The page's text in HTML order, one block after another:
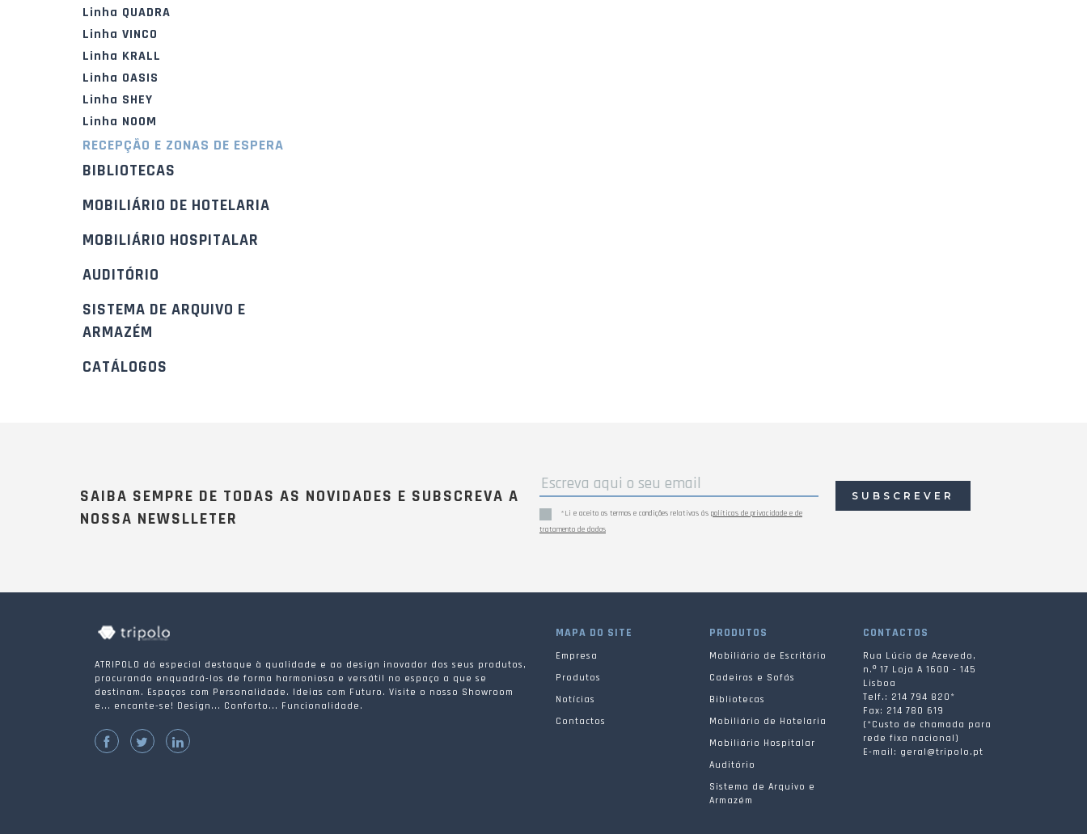
Linha QUADRA
Linha VINCO
Linha KRALL
Linha OASIS
Linha SHEY
Linha NOOM
RECEPÇÃO E ZONAS DE ESPERA
BIBLIOTECAS
MOBILIÁRIO DE HOTELARIA
MOBILIÁRIO HOSPITALAR
AUDITÓRIO
SISTEMA DE ARQUIVO E
ARMAZÉM
CATÁLOGOS
SAIBA SEMPRE DE TODAS AS NOVIDADES E SUBSCREVA A
NOSSA NEWSLLETER
*Li e aceito os termos e condições relativas às políticas de privacidade e de
tratamento de dados
SUBSCREVER
ATRIPOLO dá especial destaque à qualidade e ao design inovador dos seus produtos,
procurando enquadrá-los de forma harmoniosa e versátil no espaço a que se
destinam. Espaços com Personalidade. Ideias com Futuro. Visite o nosso Showroom
e... encante-se! Design... Conforto... Funcionalidade.
MAPA DO SITE
Empresa
Produtos
Notícias
Contactos
PRODUTOS
Mobiliário de Escritório
Cadeiras e Sofás
Bibliotecas
Mobiliário de Hotelaria
Mobiliário Hospitalar
Auditório
Sistema de Arquivo e
Armazém
CONTACTOS
Rua Lúcio de Azevedo,
n.º 17 Loja A 1600 - 145
Lisboa
Telf.: 214 794 820*
Fax: 214 780 619
(*Custo de chamada para
rede fixa nacional)
E-mail: geral@tripolo.pt